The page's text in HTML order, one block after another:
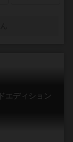
エディション